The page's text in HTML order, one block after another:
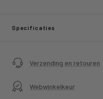
Specificaties
Verzending en retouren
Webwinkelkeur